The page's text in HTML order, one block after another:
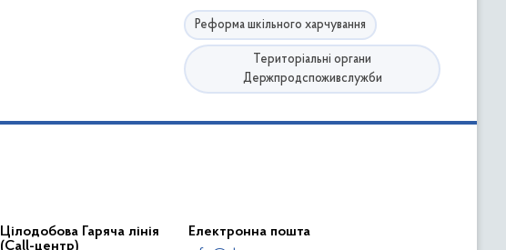
Реформа шкільного харчування
Територіальні органи
Держпродспоживслужби
Цілодобова Гаряча лінія
(Call-центр)
Електронна пошта